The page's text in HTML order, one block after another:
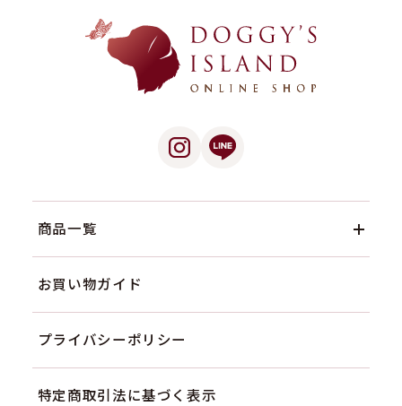
商品一覧
お買い物ガイド
プライバシーポリシー
特定商取引法に基づく表示